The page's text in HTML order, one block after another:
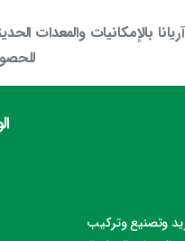
بالإمكانيات والمعدات
وتصنيع وتركيب